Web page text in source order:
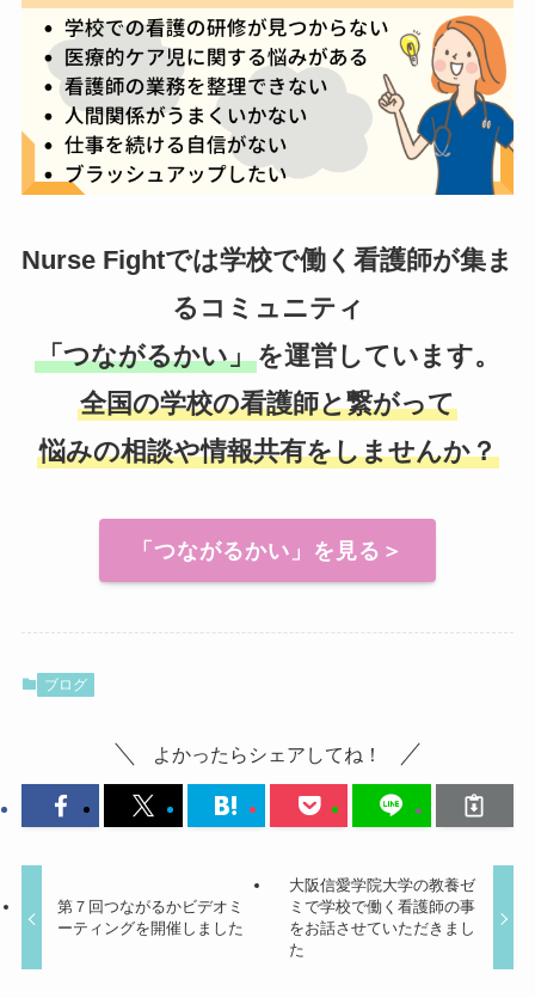
Nurse Fightでは学校で働く看護師が集ま
るコミュニティ
「つながるかい」を運営しています。
全国の学校の看護師と繋がって
悩みの相談や情報共有をしませんか？
「つながるかい」を見る＞
ブログ
よかったらシェアしてね！
第７回つながるかビデオミ
ーティングを開催しました
大阪信愛学院大学の教養ゼ
ミで学校で働く看護師の事
をお話させていただきまし
た